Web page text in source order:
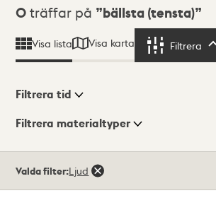
Sökresultat
0 träffar på bällsta (tensta)
Visa lista Visa karta Filtrera
Visningsläge
Filtrera tid
Filtrera materialtyper
träffar
Valda filter:Ljud